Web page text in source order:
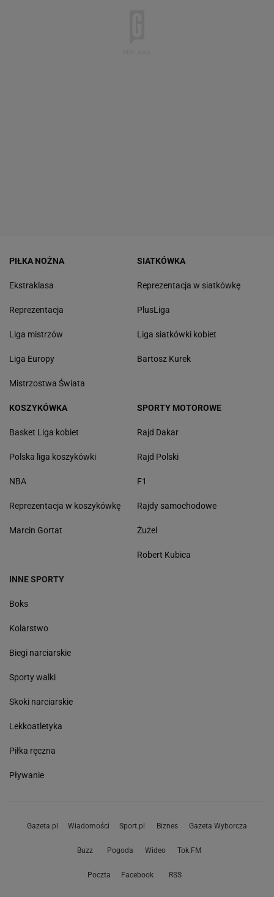
PIŁKA NOŻNA
Ekstraklasa
Reprezentacja
Liga mistrzów
Liga Europy
Mistrzostwa Świata
SIATKÓWKA
Reprezentacja w siatkówkę
PlusLiga
Liga siatkówki kobiet
Bartosz Kurek
KOSZYKÓWKA
Basket Liga kobiet
Polska liga koszykówki
NBA
Reprezentacja w koszykówkę
Marcin Gortat
SPORTY MOTOROWE
Rajd Dakar
Rajd Polski
F1
Rajdy samochodowe
Żużel
Robert Kubica
INNE SPORTY
Boks
Kolarstwo
Biegi narciarskie
Sporty walki
Skoki narciarskie
Lekkoatletyka
Piłka ręczna
Pływanie
Gazeta.pl Wiadomości Sport.pl Biznes Gazeta Wyborcza
Buzz Pogoda Wideo Tok.FM
Poczta Facebook RSS